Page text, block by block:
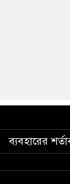
ব্যবহারের